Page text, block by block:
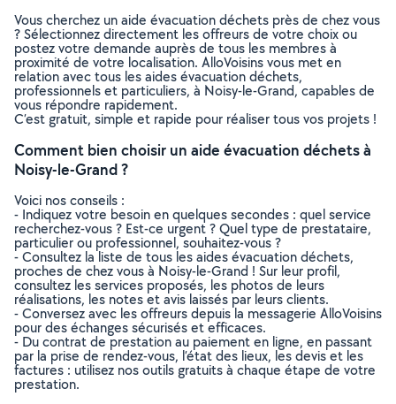
Vous cherchez un aide évacuation déchets près de chez vous
? Sélectionnez directement les offreurs de votre choix ou
postez votre demande auprès de tous les membres à
proximité de votre localisation. AlloVoisins vous met en
relation avec tous les aides évacuation déchets,
professionnels et particuliers, à Noisy-le-Grand, capables de
vous répondre rapidement.
C’est gratuit, simple et rapide pour réaliser tous vos projets !
Comment bien choisir un aide évacuation déchets à
Noisy-le-Grand ?
Voici nos conseils :
- Indiquez votre besoin en quelques secondes : quel service
recherchez-vous ? Est-ce urgent ? Quel type de prestataire,
particulier ou professionnel, souhaitez-vous ?
- Consultez la liste de tous les aides évacuation déchets,
proches de chez vous à Noisy-le-Grand ! Sur leur profil,
consultez les services proposés, les photos de leurs
réalisations, les notes et avis laissés par leurs clients.
- Conversez avec les offreurs depuis la messagerie AlloVoisins
pour des échanges sécurisés et efficaces.
- Du contrat de prestation au paiement en ligne, en passant
par la prise de rendez-vous, l’état des lieux, les devis et les
factures : utilisez nos outils gratuits à chaque étape de votre
prestation.